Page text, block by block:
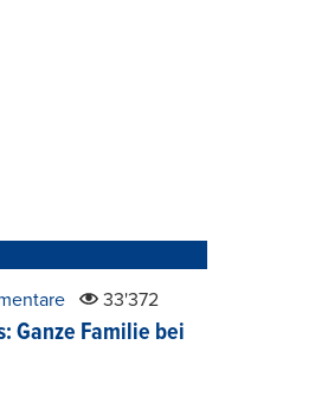
33'372
Ganze Familie bei